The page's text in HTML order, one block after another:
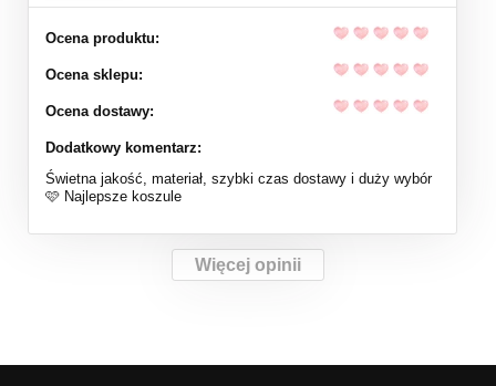
Ocena produktu:
Ocena sklepu:
Ocena dostawy:
Dodatkowy komentarz:
Świetna jakość, materiał, szybki czas dostawy i duży wybór
🩷 Najlepsze koszule
Więcej opinii